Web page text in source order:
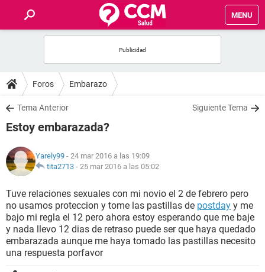
MENU
FOROS
SALUD
FAMILIA
NUTRICIÓN
BIENESTAR
SEXUALIDAD
GLOSARIO
Foros Embarazo
Tema Anterior Siguiente Tema
Estoy embarazada?
Yarely99 - 24 mar 2016 a las 19:09
tita2713 - 25 mar 2016 a las 05:02
Tuve relaciones sexuales con mi novio el 2 de febrero pero
no usamos proteccion y tome las pastillas de postday y me
bajo mi regla el 12 pero ahora estoy esperando que me baje
y nada llevo 12 dias de retraso puede ser que haya quedado
embarazada aunque me haya tomado las pastillas necesito
una respuesta porfavor